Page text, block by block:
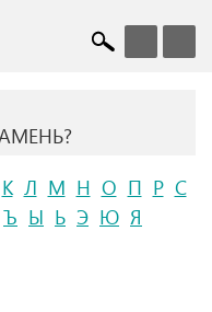
К Л М Н О П Р С
Ъ Ы Ь Э Ю Я